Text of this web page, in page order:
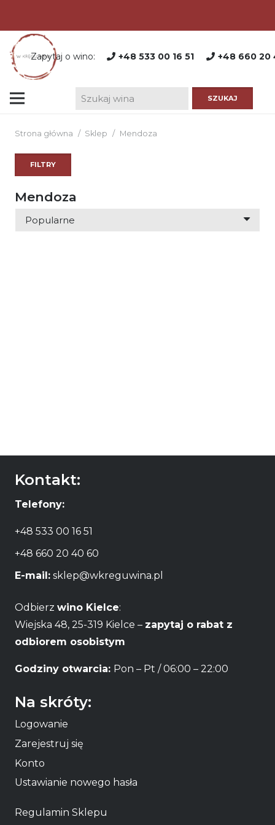
Zapytaj o wino: +48 533 00 16 51 +48 660 20
Strona główna / Sklep / Mendoza
Mendoza
FILTRY
Kontakt:
Telefony:
+48 533 00 16 51
+48 660 20 40 60
E-mail: sklep@wkreguwina.pl
Odbierz wino Kielce:
Wiejska 48, 25-319 Kielce – zapytaj o rabat z
odbiorem osobistym
Godziny otwarcia: Pon – Pt / 06:00 – 22:00
Na skróty:
Logowanie
Zarejestruj się
Konto
Ustawianie nowego hasła
Regulamin Sklepu